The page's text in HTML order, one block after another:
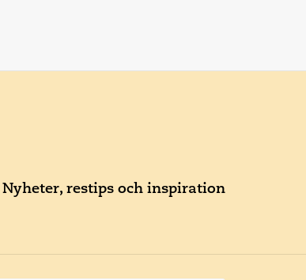
Nyheter, restips och inspiration